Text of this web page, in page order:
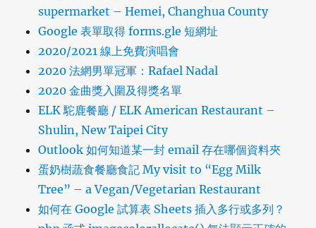
supermarket – Hemei, Changhua County
Google 表單取得 forms.gle 短網址
2020/2021 線上免費演唱會
2020 法網男單冠軍：Rafael Nadal
2020 金曲獎入圍及得獎名單
ELK 駝鹿餐廳 / ELK American Restaurant –
Shulin, New Taipei City
Outlook 如何知道某一封 email 存在哪個資料夾
蛋奶樹蔬食餐廳食記 My visit to “Egg Milk
Tree” – a Vegan/Vegetarian Restaurant
如何在 Google 試算表 Sheets 插入多行或多列？